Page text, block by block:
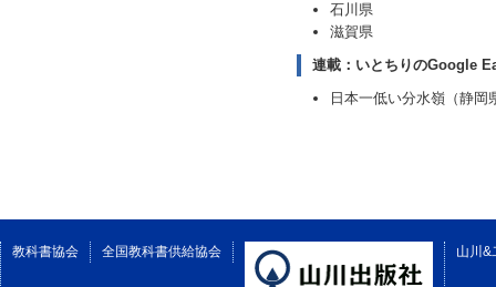
石川県
滋賀県
連載：いとちりのGoogle
日本一低い分水嶺（静
教科書協会 全国教科書供給協会 山川&